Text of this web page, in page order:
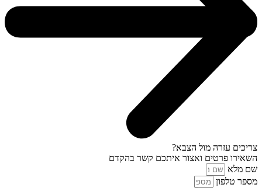
צריכים עזרה מול הצבא?
השאירו פרטים ואצור איתכם קשר בהקדם
שם מלא
מספר טלפון